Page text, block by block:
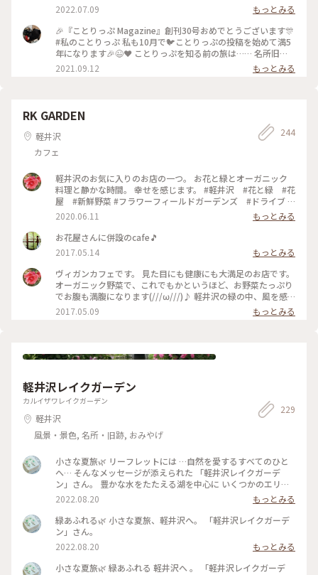
2022.07.09
もっとみる
🎉『ことりっぷ Magazine』創刊30号おめでとうございます🎊
#私のことりっぷ 私も10月で🐦️ことりっぷの投稿を始めて満5
年になります🎉😉❤️ ことりっぷを知る前の旅は…… 名所旧
跡、寺社、古道、祭……などを巡るのに忙しく、疲れるとお茶
しましょ……そんな旅でした。 ことりっぷを始めたばかりの
見られますよ(^_^)v ユーザーさんの投稿を見たときの衝撃🤩
うわっ(゜ロ゜; 何て素敵なカフェ☕️😌✨‼️ ちょうど諏訪大社巡
りをしたかったので、ここも予定に入れよう🎵 カフェを目的
にするなんて今までの旅にはなかったんですよ😆 それからの
旅は、素敵なカフェや食事処を旅の計画に入れることにしまし
チン接種が終了したので、これから活動開始です（~▽~＠）
♪♪♪ #諏訪大社上社本宮 #私のことりっぷ原点 #ここから旅
が変わった
2021.09.12 もっとみる
RK GARDEN
軽井沢
カフェ
244
軽井沢のお気に入りのお店の一つ。 お花と緑とオーガニック
料理と静かな時間。 幸せを感じます。 #軽井沢 #花と緑 #花
屋 #新鮮野菜 #フラワーフィールドガーデンズ #ドライブ #
2020.06.11
もっとみる
お花屋さんに併設のcafe🎵
2017.05.14
もっとみる
ヴィガンカフェです。 見た目にも健康にも大満足のお店です。
オーガニック野菜で、これでもかというほど、お野菜たっぷり
でお腹も満腹になります(///ω///)♪ 軽井沢の緑の中、風を感
じながら、ゆったり朝食が楽しめます❤ #かおる #野菜 #オ
ーガニック野菜 #朝食 #軽井沢 #風 #緑 #カフェ #自
2017.05.09 もっとみる
軽井沢レイクガーデン
カルイザワレイクガーデン
軽井沢
風景・景色, 名所・旧跡, おみやげ
229
小さな夏旅🌿 リーフレットには …自然を愛するすべてのひと
へ… そんなメッセージが添えられた 「軽井沢レイクガーデ
ン」さん。 豊かな水をたたえる湖を中心に いくつかのエリア
のある 広い広いガーデン。 湖にかかる めがね橋や架け橋を渡
りながら、 夏の宿根草の咲く小道を 歩きながら、、 自然を心
いっぱい感じる ナチュラルガーデン。 途中の架け橋からの 青
空が映り込んだ眺めの 美しいこと。。 バラのシーズンの見事
さは… 想像するだけで 気持ちも華やぐ。 敷地内には、ショッ
プやカフェ レストランのあるマナーハウスも。。 #夏旅#軽井
沢#軽井沢レイクガーデン#ナチュラルガーデン#緑あふれる#
2022.08.20
もっとみる
緑あふれる🌿 小さな夏旅、軽井沢へ。 「軽井沢レイクガーデ
ン」さん。
2022.08.20
もっとみる
小さな夏旅🌿 緑あふれる 軽井沢へ 。 「軽井沢レイクガーデ